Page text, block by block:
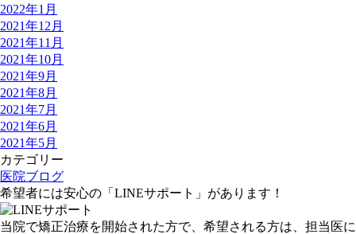
2022年1月
2021年12月
2021年11月
2021年10月
2021年9月
2021年8月
2021年7月
2021年6月
2021年5月
カテゴリー
医院ブログ
希望者には安心の「LINEサポート」があります！
当院で矯正治療を開始された方で、希望される方は、担当医に